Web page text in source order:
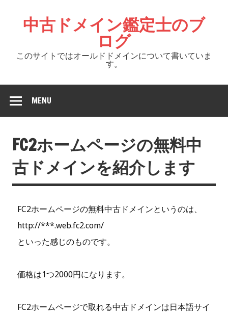
中古ドメイン鑑定士のブ
ログ
このサイトではオールドドメインについて書いていま
す。
MENU
FC2ホームページの無料中
古ドメインを紹介します
FC2ホームページの無料中古ドメインというのは、
http://***.web.fc2.com/
といった感じのものです。
価格は1つ2000円になります。
FC2ホームページで取れる中古ドメインは日本語サイ